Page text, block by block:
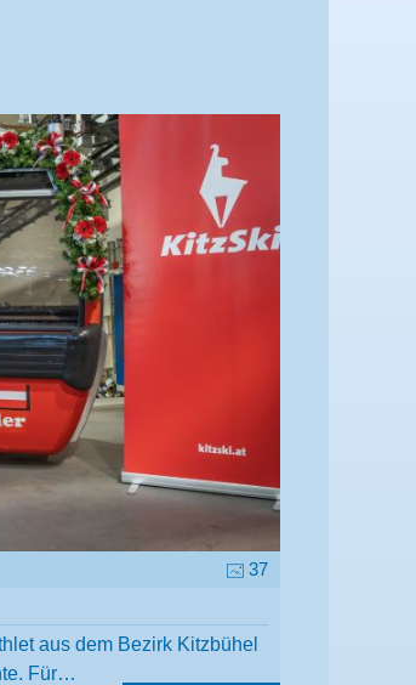
37
aus dem Bezirk Kitzbühel
Für…